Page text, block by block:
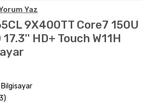
Yaz
9X400TT Core7 150U
17.3'' HD+ Touch W11H